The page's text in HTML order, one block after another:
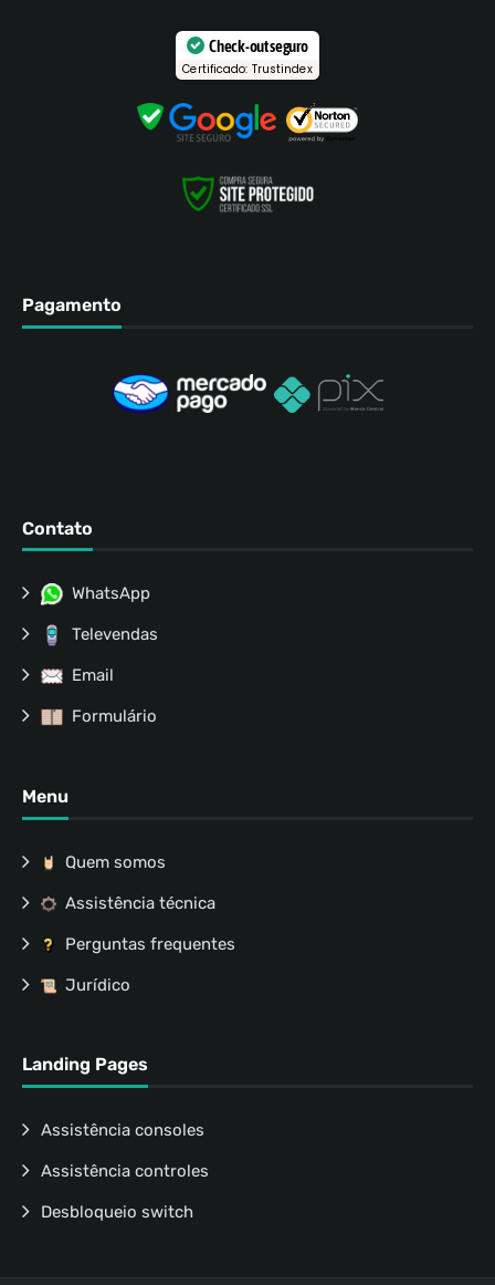
Check-out seguro
Certificado: Trustindex
Pagamento
Contato
WhatsApp
Televendas
Email
Formulário
Menu
Quem somos
Assistência técnica
Perguntas frequentes
Jurídico
Landing Pages
Assistência consoles
Assistência controles
Desbloqueio switch